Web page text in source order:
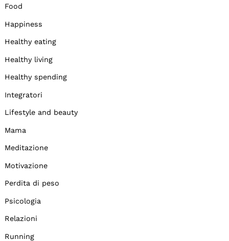
Food
Happiness
Healthy eating
Healthy living
Healthy spending
Integratori
Lifestyle and beauty
Mama
Meditazione
Motivazione
Perdita di peso
Psicologia
Relazioni
Running